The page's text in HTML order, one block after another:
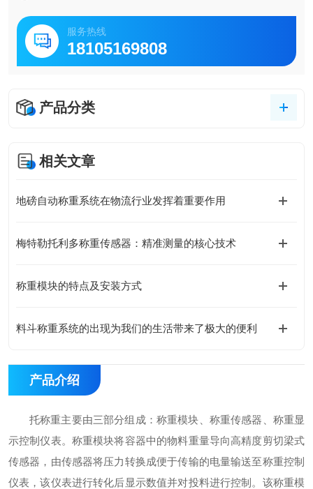
服务热线
18105169808
产品分类
相关文章
地磅自动称重系统在物流行业发挥着重要作用
梅特勒托利多称重传感器：精准测量的核心技术
称重模块的特点及安装方式
料斗称重系统的出现为我们的生活带来了极大的便利
产品介绍
托称重主要由三部分组成：称重模块、称重传感器、称重显
示控制仪表。称重模块将容器中的物料重量导向高精度剪切梁式
传感器，由传感器将压力转换成便于传输的电量输送至称重控制
仪表，该仪表进行转化后显示数值并对投料进行控制。该称重模